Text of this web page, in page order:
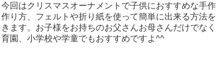
今回はクリスマスオーナメントで子供におすすめな手
作り方、フェルトや折り紙を使って簡単に出来る方法
きます。お子様をお持ちのお父さんお母さんだけでな
育園、小学校や学童でもおすすめですよ^^